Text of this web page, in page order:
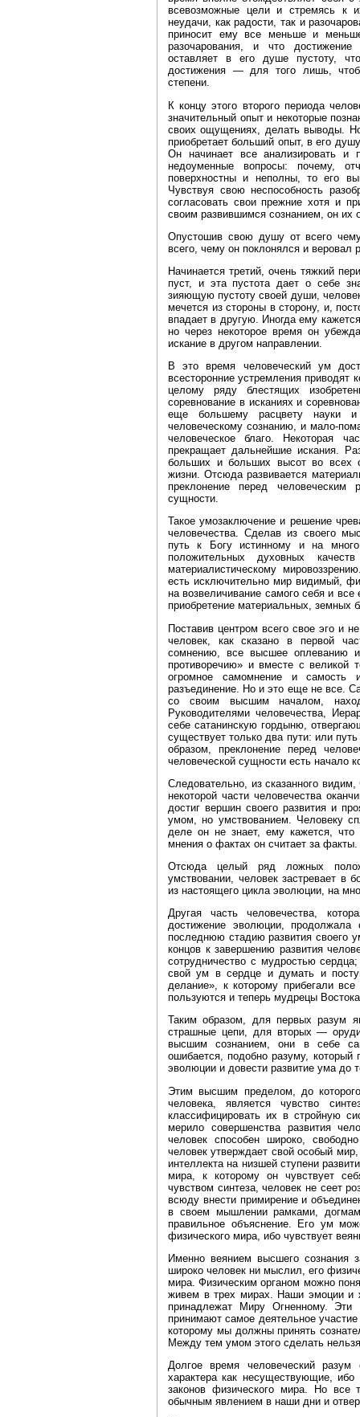
всевозможные цели и стремясь к
неудачи, как радости, так и
приносит ему все меньше и
разочарования, и что
оставляет в его душе пустоту,
достижения — для того лишь,
степени.
К концу этого второго периода
значительный опыт и некоторые
своих ощущениях, делать выводы.
приобретает больший опыт, в его
Он начинает все анализировать и
недоуменные вопросы: почему,
поверхностны и неполны, то его
Чувствуя свою неспособность
согласовать свои прежние хотя и
своим развившимся сознанием, он их
Опустошив свою душу от всего
всего, чему он поклонялся и веровал
Начинается третий, очень тяжкий
пуст, и эта пустота дает о себе
зияющую пустоту своей души,
мечется из стороны в сторону, и,
впадает в другую. Иногда ему
но через некоторое время он
искание в другом направлении.
В это время человеческий ум
всесторонние устремления приводят
целому ряду блестящих
соревнование в исканиях и
еще большему расцвету науки и
человеческому сознанию, и
человеческое благо. Некоторая
прекращает дальнейшие искания.
больших и больших высот во всех
жизни. Отсюда развивается
преклонение перед человеческим
сущности.
Такое умозаключение и решение
человечества. Сделав из своего
путь к Богу истинному и на много
положительных духовных
материалистическому
есть исключительно мир видимый,
на возвеличивание самого себя и
приобретение материальных, земных
Поставив центром всего свое эго и
человек, как сказано в первой
сомнению, все высшее оплеванию
противоречию» и вместе с великой
огромное самомнение и самость
разъединение. Но и это еще не все.
со своим высшим началом,
Руководителями человечества,
себе сатанинскую гордыню,
существует только два пути: или
образом, преклонение перед
человеческой сущности есть начало
Следовательно, из сказанного видим,
некоторой части человечества
достиг вершин своего развития и
умом, но умствованием. Человеку
деле он не знает, ему кажется,
мнения о фактах он считает за факты.
Отсюда целый ряд ложных
умствовании, человек застревает в
из настоящего цикла эволюции, на
Другая часть человечества,
достижение эволюции,
последнюю стадию развития своего
концов к завершению развития
сотрудничество с мудростью
свой ум в сердце и думать и
делание», к которому прибегали
пользуются и теперь мудрецы
Таким образом, для первых разум
страшные цепи, для вторых —
высшим сознанием, они в себе
ошибается, подобно разуму, который
эволюции и довести развитие ума до
Этим высшим пределом, до
человека, является чувство
классифицировать их в стройную
мерило совершенства развития
человек способен широко,
человек утверждает свой особый
интеллекта на низшей ступени
мира, к которому он чувствует
чувством синтеза, человек не сеет
всюду внести примирение и
в своем мышлении рамками,
правильное объяснение. Его ум
физического мира, ибо чувствует
Именно веянием высшего сознания
широко человек ни мыслил, его
мира. Физическим органом можно
живем в трех мирах. Наши эмоции и
принадлежат Миру Огненному.
принимают самое деятельное
которому мы должны принять
Между тем умом этого сделать
Долгое время человеческий разум
характера как несуществующие,
законов физического мира. Но все
обычным явлением в наши дни и